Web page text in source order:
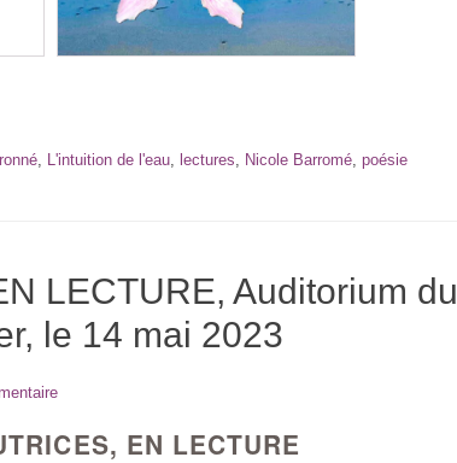
, L'intuition de l'eau, lectures, Nicole Barromé, poésie
LECTURE, Auditorium du
le 14 mai 2023
EN LECTURE